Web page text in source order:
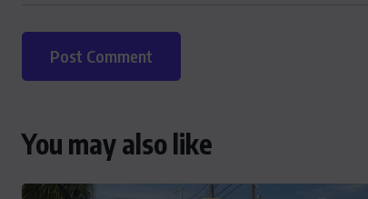
You may also like
Le président Lula sur la situation